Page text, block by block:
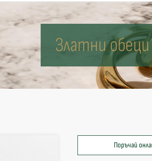
Златни обеци
Поръчай